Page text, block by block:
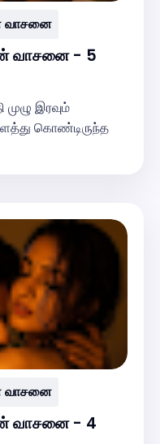
வாசனை
வாசனை - 5
முழு இரவும்
கொண்டிருந்த
வாசனை
வாசனை - 4